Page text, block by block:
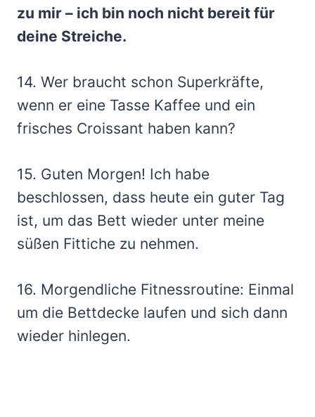
zu mir – ich bin noch nicht bereit für
deine Streiche.
14. Wer braucht schon Superkräfte,
wenn er eine Tasse Kaffee und ein
frisches Croissant haben kann?
15. Guten Morgen! Ich habe
beschlossen, dass heute ein guter Tag
ist, um das Bett wieder unter meine
süßen Fittiche zu nehmen.
16. Morgendliche Fitnessroutine: Einmal
um die Bettdecke laufen und sich dann
wieder hinlegen.